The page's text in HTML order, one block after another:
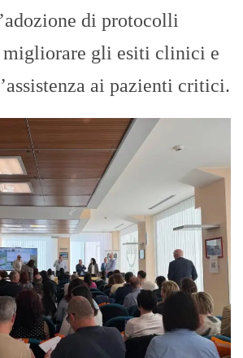
di protocolli
migliorare gli esiti clinici e
ai pazienti critici.